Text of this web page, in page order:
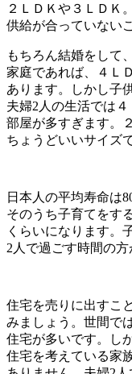
２ＬＤＫや３ＬＤＫ
供給が合っていない
もちろん結婚をして
家庭であれば、４Ｌ
あります。しかし子
夫婦2人の生活では
部屋が多すぎます。
ちょうどいいサイズ
日本人の平均寿命は
そのうち子育てをす
くらいになります。
2人で過ごす時間の方
住宅を売りに出すこ
みましょう。世間で
住宅が多いです。し
住宅を考えている家